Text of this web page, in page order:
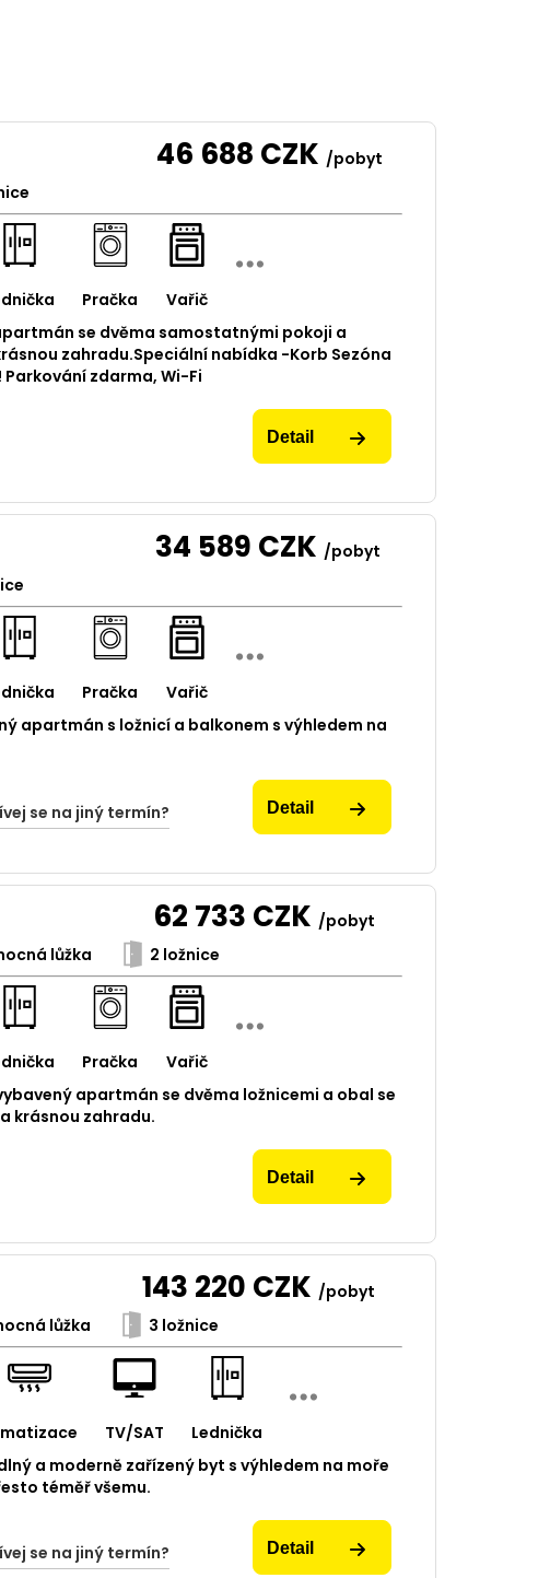
46 688 CZK /pobyt
Pračka
Vařič
se dvěma samostatnými pokoji a
zahradu.Speciální nabídka -Korb Sezóna
zdarma, Wi-Fi
Detail
34 589 CZK /pobyt
Pračka
Vařič
apartmán s ložnicí a balkonem s výhledem na
se na jiný termín? Detail
62 733 CZK /pobyt
lůžka 2 ložnice
Pračka
Vařič
apartmán se dvěma ložnicemi a obal se
krásnou zahradu.
Detail
143 220 CZK /pobyt
lůžka 3 ložnice
TV/SAT
Lednička
a moderně zařízený byt s výhledem na moře
téměř všemu.
se na jiný termín? Detail